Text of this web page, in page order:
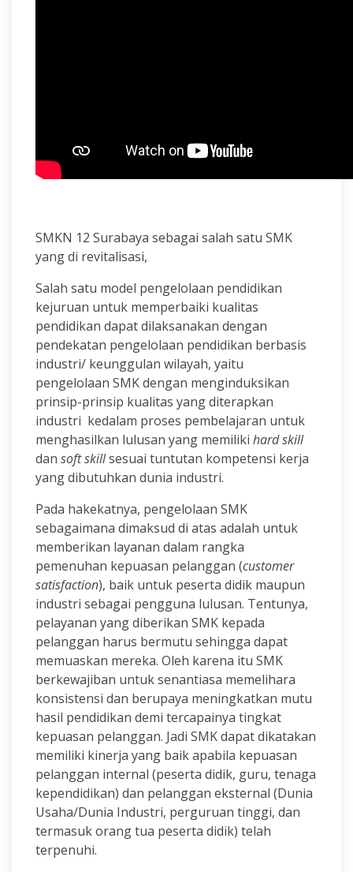
SMKN 12 Surabaya sebagai salah satu SMK
yang di revitalisasi,
Salah satu model pengelolaan pendidikan
kejuruan untuk memperbaiki kualitas
pendidikan dapat dilaksanakan dengan
pendekatan pengelolaan pendidikan berbasis
industri/ keunggulan wilayah, yaitu
pengelolaan SMK dengan menginduksikan
prinsip-prinsip kualitas yang diterapkan
industri kedalam proses pembelajaran untuk
menghasilkan lulusan yang memiliki hard skill
dan soft skillsesuai tuntutan kompetensi kerja
yang dibutuhkan dunia industri.
Pada hakekatnya, pengelolaan SMK
sebagaimana dimaksud di atas adalah untuk
memberikan layanan dalam rangka
pemenuhan kepuasan pelanggan (customer
satisfaction), baik untuk peserta didik maupun
industri sebagai pengguna lulusan. Tentunya,
pelayanan yang diberikan SMK kepada
pelanggan harus bermutu sehingga dapat
memuaskan mereka. Oleh karena itu SMK
berkewajiban untuk senantiasa memelihara
konsistensi dan berupaya meningkatkan mutu
hasil pendidikan demi tercapainya tingkat
kepuasan pelanggan. Jadi SMK dapat dikatakan
memiliki kinerja yang baik apabila kepuasan
pelanggan internal (peserta didik, guru, tenaga
kependidikan) dan pelanggan eksternal (Dunia
Usaha/Dunia Industri, perguruan tinggi, dan
termasuk orang tua peserta didik) telah
terpenuhi.